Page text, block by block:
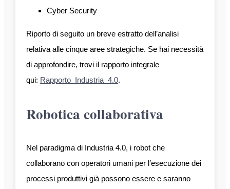
Cyber Security
Riporto di seguito un breve estratto dell’analisi
relativa alle cinque aree strategiche. Se hai necessità
di approfondire, trovi il rapporto integrale
qui: Rapporto_Industria_4.0.
Robotica collaborativa
Nel paradigma di Industria 4.0, i robot che
collaborano con operatori umani per l’esecuzione dei
processi produttivi già possono essere e saranno